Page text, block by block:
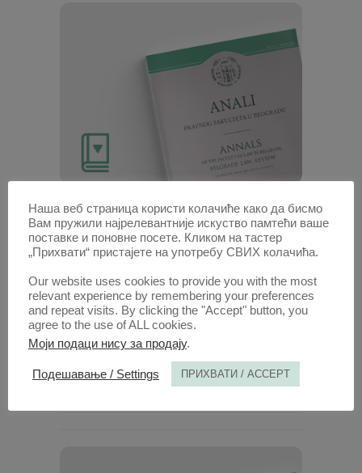
Анaли 1989 | Вол 37 | 2-
3
Радови овог аутора у овој свесци
ПРЕДНОСТИ АУТОРСКО-ПРАВНЕ
ЗАШТИТЕ РАЧУНАРСКИХ ПРОГРАМА
(PDF)
Наша веб страница користи колачиће како да бисмо
Вам пружили најрелевантније искуство памтећи ваше
поставке и поновне посете. Кликом на тастер
„Прихвати“ пристајете на употребу СВИХ колачића.
Our website uses cookies to provide you with the most
relevant experience by remembering your preferences
and repeat visits. By clicking the "Accept" button, you
agree to the use of ALL cookies.
Моји подаци нису за продају.
Подешавање / Settings ПРИХВАТИ / ACCEPT